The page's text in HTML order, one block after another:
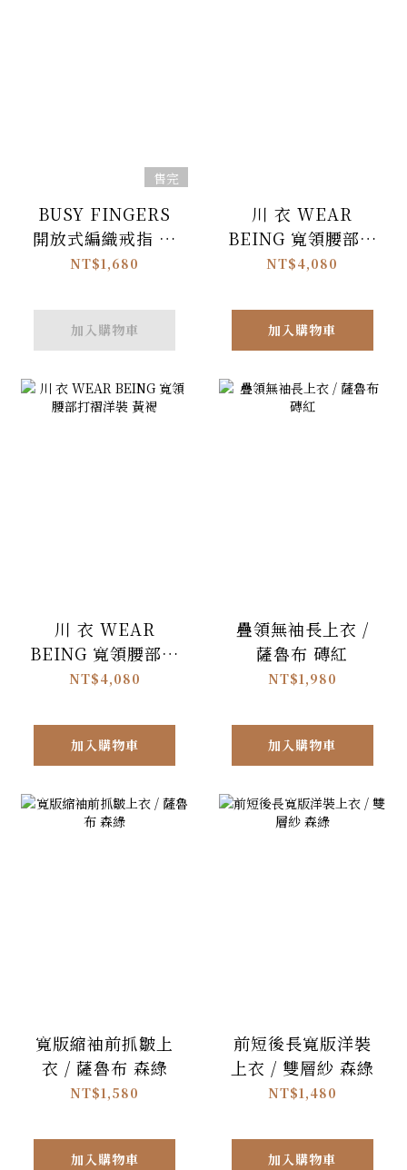
售完
BUSY FINGERS
開放式編織戒指 雨
林
NT$1,680
加入購物車
川 衣 WEAR
BEING 寬領腰部打
褶洋裝 壓紋白
NT$4,080
加入購物車
川 衣 WEAR
BEING 寬領腰部打
褶洋裝 黃褐
NT$4,080
加入購物車
疊領無袖長上衣 /
薩魯布 磚紅
NT$1,980
加入購物車
寬版縮袖前抓皺上
衣 / 薩魯布 森綠
NT$1,580
加入購物車
前短後長寬版洋裝
上衣 / 雙層紗 森綠
NT$1,480
加入購物車